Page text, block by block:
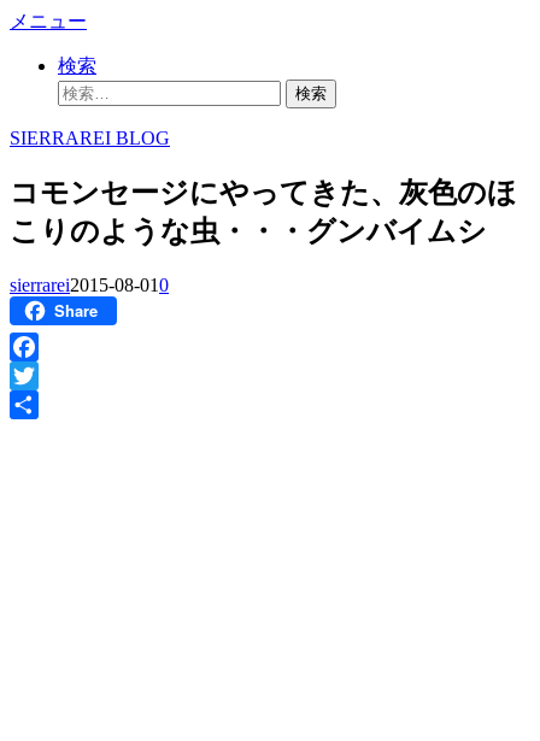
コ
へ
キ
ッ
プ
メニュー
検索
検
SIERRAREI BLOG
コモンセージにやってきた、灰色のほ
こりのような虫・・・グンバイムシ
sierrarei2015-08-010
Share
Facebook
Twitter